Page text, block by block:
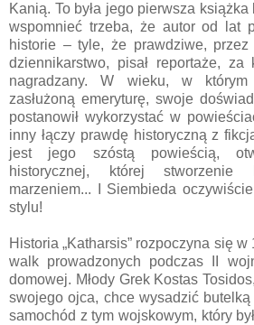
Kanią. To była jego pierwsza
wspomnieć trzeba, że autor od lat
historie – tyle, że prawdziwe, przez
dziennikarstwo, pisał reportaże, za
nagradzany. W wieku, w
zasłużoną emeryturę, swoje
postanowił wykorzystać w
inny łączy prawdę historyczną z
jest jego szóstą powieścią,
historycznej, której
marzeniem... I Siembieda
stylu!
Historia „Katharsis” rozpoczyna się
walk prowadzonych podczas II
domowej. Młody Grek Kostas
swojego ojca, chce wysadzić butelką
samochód z tym wojskowym, który